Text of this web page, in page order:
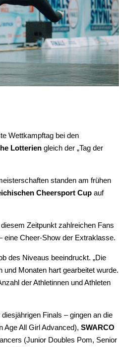
Wettkampftag bei den
Lotterien gleich der „Tag der
standen am frühen
Cheersport Cup auf
Zeitpunkt zahlreichen Fans
eine Cheer-Show der Extraklasse.
des Niveaus beeindruckt. „Die
und Monaten hart gearbeitet wurde.
der Athletinnen und Athleten
Finals – gingen an die
Age All Girl Advanced),SWARCO
(Junior Doubles Pom, Senior